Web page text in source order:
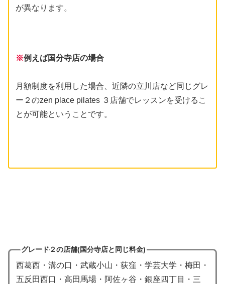
が異なります。
※例えば国分寺店の場合
月額制度を利用した場合、近隣の立川店など同じグレ
ー２のzen place pilates ３店舗でレッスンを受けるこ
とが可能ということです。
グレード２の店舗(国分寺店と同じ料金)
西葛西・溝の口・武蔵小山・荻窪・学芸大学・梅田・
五反田西口・高田馬場・阿佐ヶ谷・銀座四丁目・三